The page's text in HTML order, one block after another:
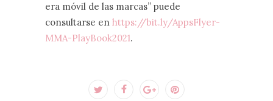
era móvil de las marcas” puede
consultarse en https://bit.ly/AppsFlyer-
MMA-PlayBook2021.